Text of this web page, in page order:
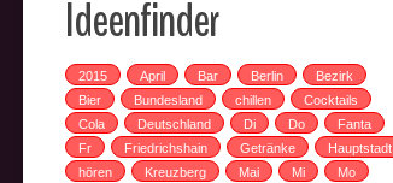
Ideenfinder
2015 April Bar Berlin
Bezirk
Bier
Bundesland chillen
Cocktails
Cola
Deutschland Di Do
Fanta
Fr
Friedrichshain Getränke
Hauptstadt
hören
Kreuzberg Mai Mi
Mo